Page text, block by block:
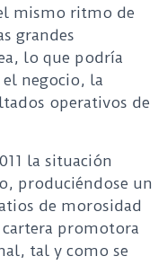
mismo ritmo de
grandes
lo que podría
negocio, la
operativos de
la situación
produciéndose un
de morosidad
promotora
tal y como se